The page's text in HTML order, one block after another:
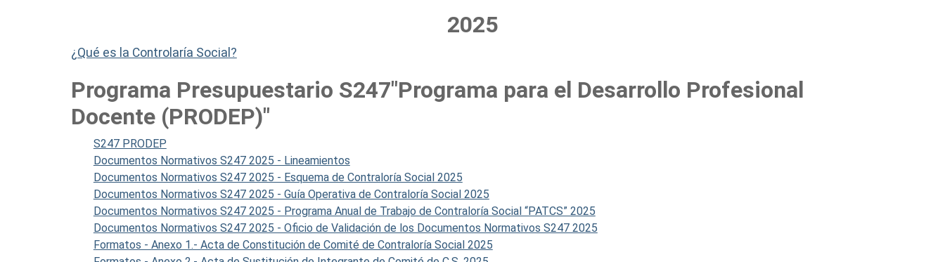
2025
¿Qué es la Controlaría Social?
Programa Presupuestario S247"Programa para el Desarrollo Profesional
Docente (PRODEP)"
S247 PRODEP
Documentos Normativos S247 2025 - Lineamientos
Documentos Normativos S247 2025 - Esquema de Contraloría Social 2025
Documentos Normativos S247 2025 - Guía Operativa de Contraloría Social 2025
Documentos Normativos S247 2025 - Programa Anual de Trabajo de Contraloría Social “PATCS” 2025
Documentos Normativos S247 2025 - Oficio de Validación de los Documentos Normativos S247 2025
Formatos - Anexo 1.- Acta de Constitución de Comité de Contraloría Social 2025